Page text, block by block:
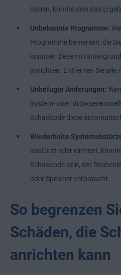
haben, könnte dies das
Unbekannte Programme:
Programme bemerken, die
könnten diese im
anrichten. Entfernen Sie alle
Unbefugte Änderungen:
System- oder
Schadcode diese
Wiederholte
abstürzt oder einfriert,
Schadcode sein, der
oder Speicher verbraucht.
So begrenzen
Schäden, die
anrichten kann